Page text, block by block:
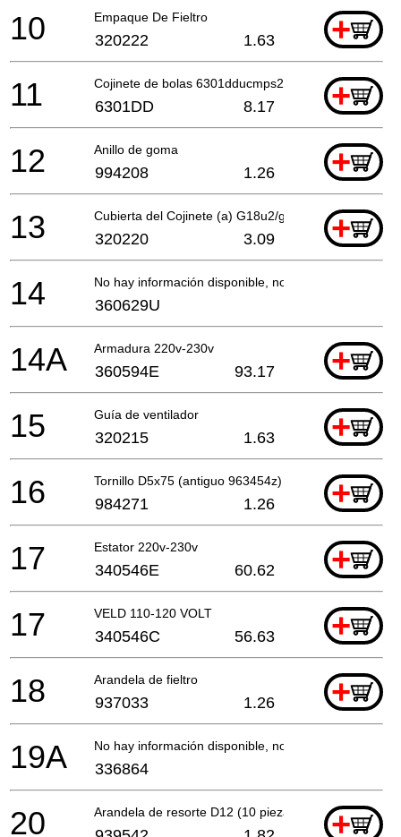
Empaque De Fieltro +
10 320222 1.63
Cojinete de bolas 6301dducmps2s (antiguo 994272)
+
11 6301DD 8.17
Anillo de goma +
12 994208 1.26
Cubierta del Cojinete (a) G18u2/g23u2, Cm9uby
+
13 320220 3.09
No hay información disponible, no se puede pedir
14 360629U
Armadura 220v-230v +
14A 360594E 93.17
Guía de ventilador +
15 320215 1.63
Tornillo D5x75 (antiguo 963454z) +
16 984271 1.26
Estator 220v-230v +
17 340546E 60.62
VELD 110-120 VOLT +
17 340546C 56.63
Arandela de fieltro +
18 937033 1.26
No hay información disponible, no se puede pedir
19A 336864
Arandela de resorte D12 (10 piezas) +
20